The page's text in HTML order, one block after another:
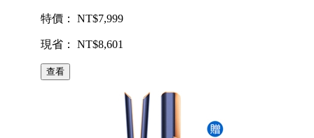
特價： NT$7,999
現省： NT$8,601
查看